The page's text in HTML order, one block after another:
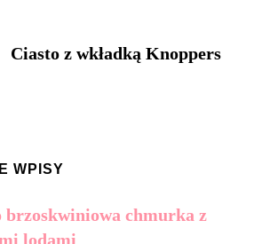
Ciasto z wkładką Knoppers
WPISY
brzoskwiniowa chmurka z
lodami